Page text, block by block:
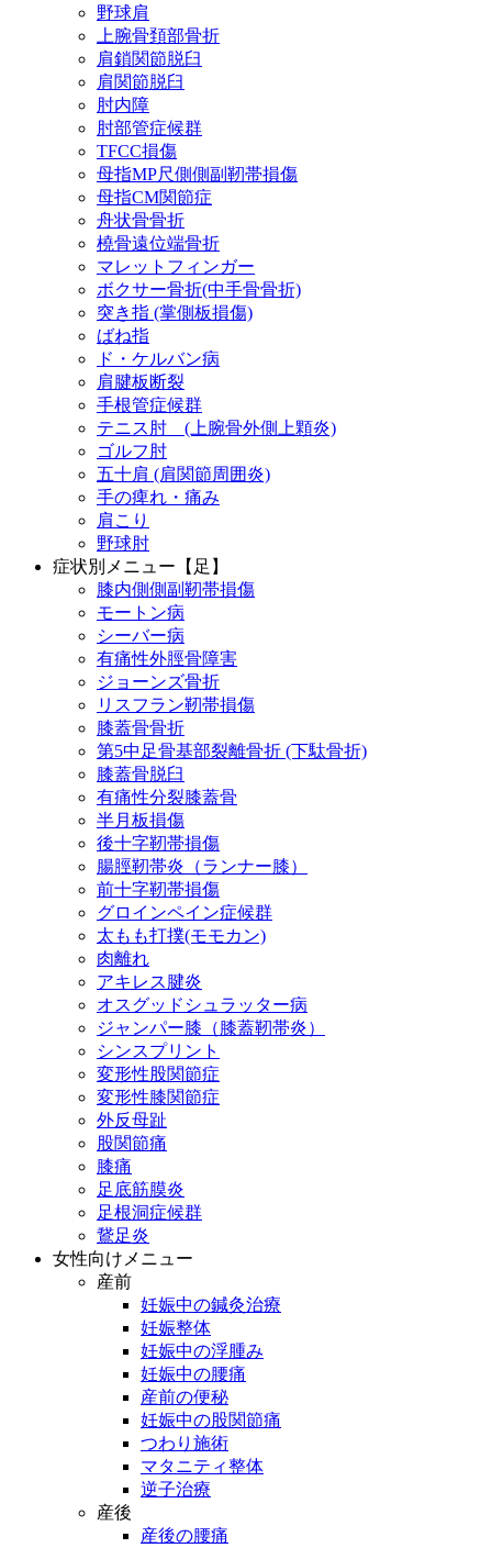
野球肩
上腕骨頚部骨折
肩鎖関節脱臼
肩関節脱臼
肘内障
肘部管症候群
TFCC損傷
母指MP尺側側副靭帯損傷
母指CM関節症
舟状骨骨折
橈骨遠位端骨折
マレットフィンガー
ボクサー骨折(中手骨骨折)
突き指 (掌側板損傷)
ばね指
ド・ケルバン病
肩腱板断裂
手根管症候群
テニス肘 (上腕骨外側上顆炎)
ゴルフ肘
五十肩 (肩関節周囲炎)
手の痺れ・痛み
肩こり
野球肘
症状別メニュー【足】
膝内側側副靭帯損傷
モートン病
シーバー病
有痛性外脛骨障害
ジョーンズ骨折
リスフラン靭帯損傷
膝蓋骨骨折
第5中足骨基部裂離骨折 (下駄骨折)
膝蓋骨脱臼
有痛性分裂膝蓋骨
半月板損傷
後十字靭帯損傷
腸脛靭帯炎（ランナー膝）
前十字靭帯損傷
グロインペイン症候群
太もも打撲(モモカン)
肉離れ
アキレス腱炎
オスグッドシュラッター病
ジャンパー膝（膝蓋靭帯炎）
シンスプリント
変形性股関節症
変形性膝関節症
外反母趾
股関節痛
膝痛
足底筋膜炎
足根洞症候群
鵞足炎
女性向けメニュー
産前
妊娠中の鍼灸治療
妊娠整体
妊娠中の浮腫み
妊娠中の腰痛
産前の便秘
妊娠中の股関節痛
つわり施術
マタニティ整体
逆子治療
産後
産後の腰痛